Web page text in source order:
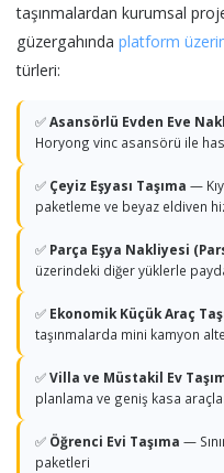
taşınmalardan kurumsal
güzergahında platform
türleri:
✅Asansörlü Evden Eve
Horyong vinc asansörü ile
✅ Çeyiz Eşyası Taşıma —
paketleme ve beyaz eldiven
✅ Parça Eşya Nakliyesi
üzerindeki diğer yüklerle
✅ Ekonomik Küçük Araç
taşınmalarda mini kamyon
✅Villa ve Müstakil Ev
planlama ve geniş kasa
✅ Öğrenci Evi Taşıma —
paketleri